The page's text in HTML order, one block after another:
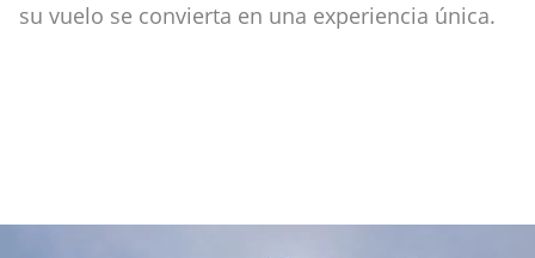
su vuelo se convierta en una experiencia única.